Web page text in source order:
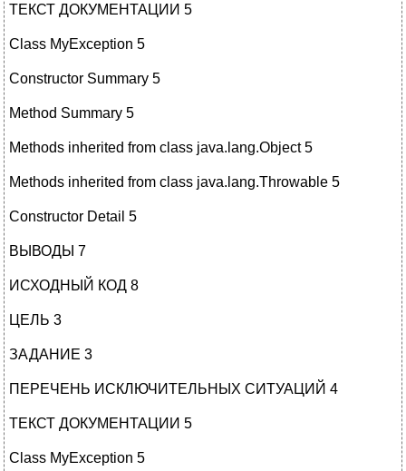
ТЕКСТ ДОКУМЕНТАЦИИ 5
Class MyException 5
Constructor Summary 5
Method Summary 5
Methods inherited from class java.lang.Object 5
Methods inherited from class java.lang.Throwable 5
Constructor Detail 5
ВЫВОДЫ 7
ИСХОДНЫЙ КОД 8
ЦЕЛЬ 3
ЗАДАНИЕ 3
ПЕРЕЧЕНЬ ИСКЛЮЧИТЕЛЬНЫХ СИТУАЦИЙ 4
ТЕКСТ ДОКУМЕНТАЦИИ 5
Class MyException 5